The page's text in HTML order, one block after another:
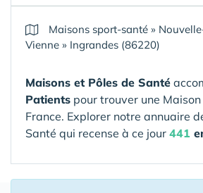
Maisons sport-santé »
Vienne » Ingrandes (86220)
Maisons et Pôles de Santé
Patients pour trouver une
France. Explorer notre annuaire
Santé qui recense à ce jour 441